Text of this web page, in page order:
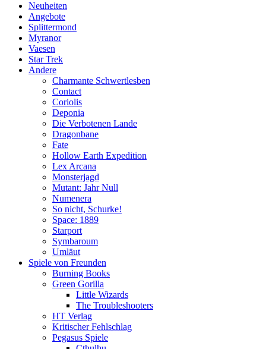
Neuheiten
Angebote
Splittermond
Myranor
Vaesen
Star Trek
Andere
Charmante Schwertlesben
Contact
Coriolis
Deponia
Die Verbotenen Lande
Dragonbane
Fate
Hollow Earth Expedition
Lex Arcana
Monsterjagd
Mutant: Jahr Null
Numenera
So nicht, Schurke!
Space: 1889
Starport
Symbaroum
Umläut
Spiele von Freunden
Burning Books
Green Gorilla
Little Wizards
The Troubleshooters
HT Verlag
Kritischer Fehlschlag
Pegasus Spiele